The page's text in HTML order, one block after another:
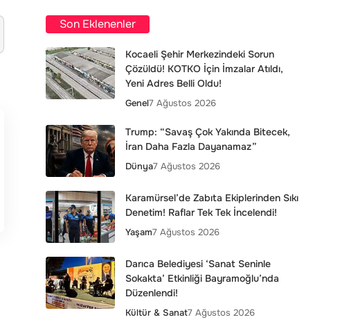
Son Eklenenler
Kocaeli Şehir Merkezindeki Sorun
Çözüldü! KOTKO İçin İmzalar Atıldı,
Yeni Adres Belli Oldu!
Genel7 Ağustos 2026
Trump: “Savaş Çok Yakında Bitecek,
İran Daha Fazla Dayanamaz”
Dünya7 Ağustos 2026
Karamürsel’de Zabıta Ekiplerinden Sıkı
Denetim! Raflar Tek Tek İncelendi!
Yaşam7 Ağustos 2026
Darıca Belediyesi ‘Sanat Seninle
Sokakta’ Etkinliği Bayramoğlu’nda
Düzenlendi!
Kültür & Sanat7 Ağustos 2026